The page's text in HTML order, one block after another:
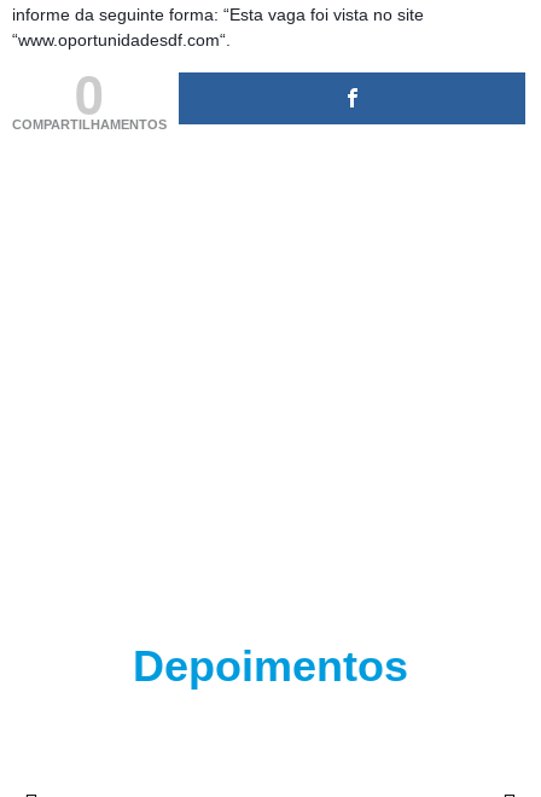
informe da seguinte forma: “Esta vaga foi vista no site
“www.oportunidadesdf.com“.
0
COMPARTILHAMENTOS
Depoimentos